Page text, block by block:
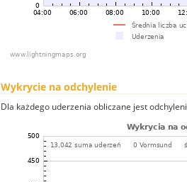
Wykrycie na odchylenie
Dla każdego uderzenia obliczane jest